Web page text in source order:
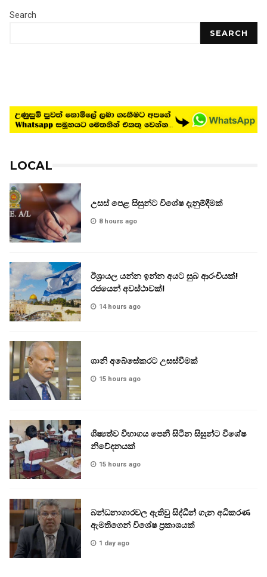
Search
SEARCH
LOCAL
උසස් පෙළ සිසුන්ට විශේෂ දැනුම්දීමක්
8 hours ago
ඊශ්‍රායල යන්න ඉන්න අයට සුබ ආරංචියක්!
‍රජයෙන් අවස්ථාවක්!
14 hours ago
ශානි අබේසේකරට උසස්වීමක්
15 hours ago
ශිෂ්‍යත්ව විභාගය පෙනී සිටින සිසුන්ට විශේෂ
නිවේදනයක්
15 hours ago
බන්ධනාගාරවල ඇතිවු සිද්ධීන් ගැන අධිකරණ
ඇමතිගෙන් විශේෂ ප්‍රකාශයක්
1 day ago